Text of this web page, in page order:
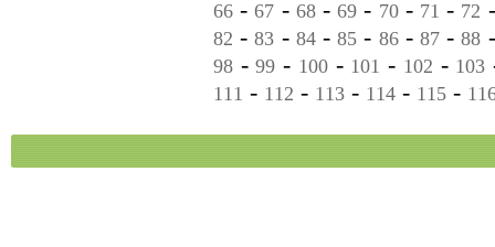
66 -67 - 68-69 - 70- 71 - 72
82 -83 - 84-85 - 86- 87-88
98 -99 - 100- 101 - 102 - 103
111 - 112 - 113 - 114 - 115 -